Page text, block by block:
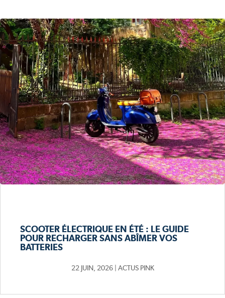
SCOOTER ÉLECTRIQUE EN ÉTÉ : LE GUIDE
POUR RECHARGER SANS ABÎMER VOS
BATTERIES
22 JUIN, 2026| ACTUS PINK